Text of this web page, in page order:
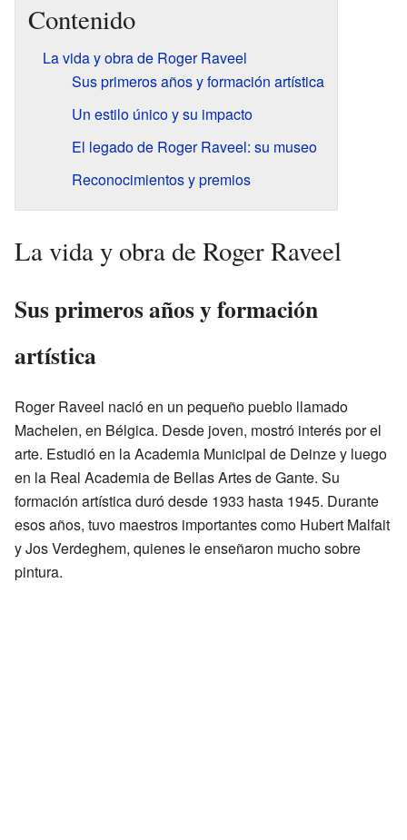
Contenido
La vida y obra de Roger Raveel
Sus primeros años y formación artística
Un estilo único y su impacto
El legado de Roger Raveel: su museo
Reconocimientos y premios
La vida y obra de Roger Raveel
Sus primeros años y formación
artística
Roger Raveel nació en un pequeño pueblo llamado
Machelen, en Bélgica. Desde joven, mostró interés por el
arte. Estudió en la Academia Municipal de Deinze y luego
en la Real Academia de Bellas Artes de Gante. Su
formación artística duró desde 1933 hasta 1945. Durante
esos años, tuvo maestros importantes como Hubert Malfait
y Jos Verdeghem, quienes le enseñaron mucho sobre
pintura.